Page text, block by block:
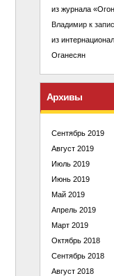
из журнала
Владимир к
из
Оганесян
Архивы
Сентябрь 2019
Август 2019
Июль 2019
Июнь 2019
Май 2019
Апрель 2019
Март 2019
Октябрь 2018
Сентябрь 2018
Август 2018